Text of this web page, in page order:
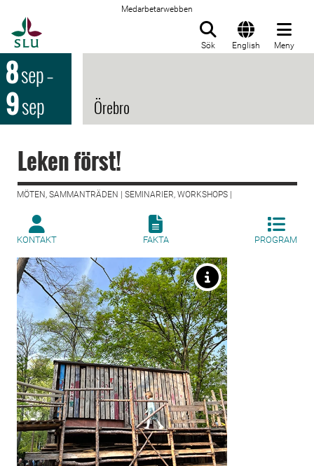
Medarbetarwebben
Sök English Meny
8sep–
9sep Örebro
Leken först!
MÖTEN, SAMMANTRÄDEN | SEMINARIER, WORKSHOPS |
KONTAKT FAKTA PROGRAM